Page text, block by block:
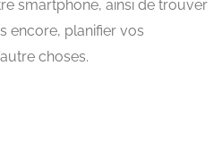
smartphone, ainsi de trouver
encore, planifier vos
choses.